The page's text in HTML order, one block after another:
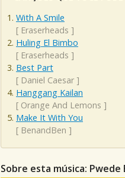
With A Smile
[ Eraserheads ]
Huling El Bimbo
[ Eraserheads ]
Best Part
[ Daniel Caesar ]
Hanggang Kailan
[ Orange And Lemons ]
Make It With You
[ BenandBen ]
Sobre esta música: Pwede